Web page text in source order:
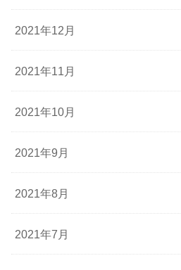
2021年12月
2021年11月
2021年10月
2021年9月
2021年8月
2021年7月